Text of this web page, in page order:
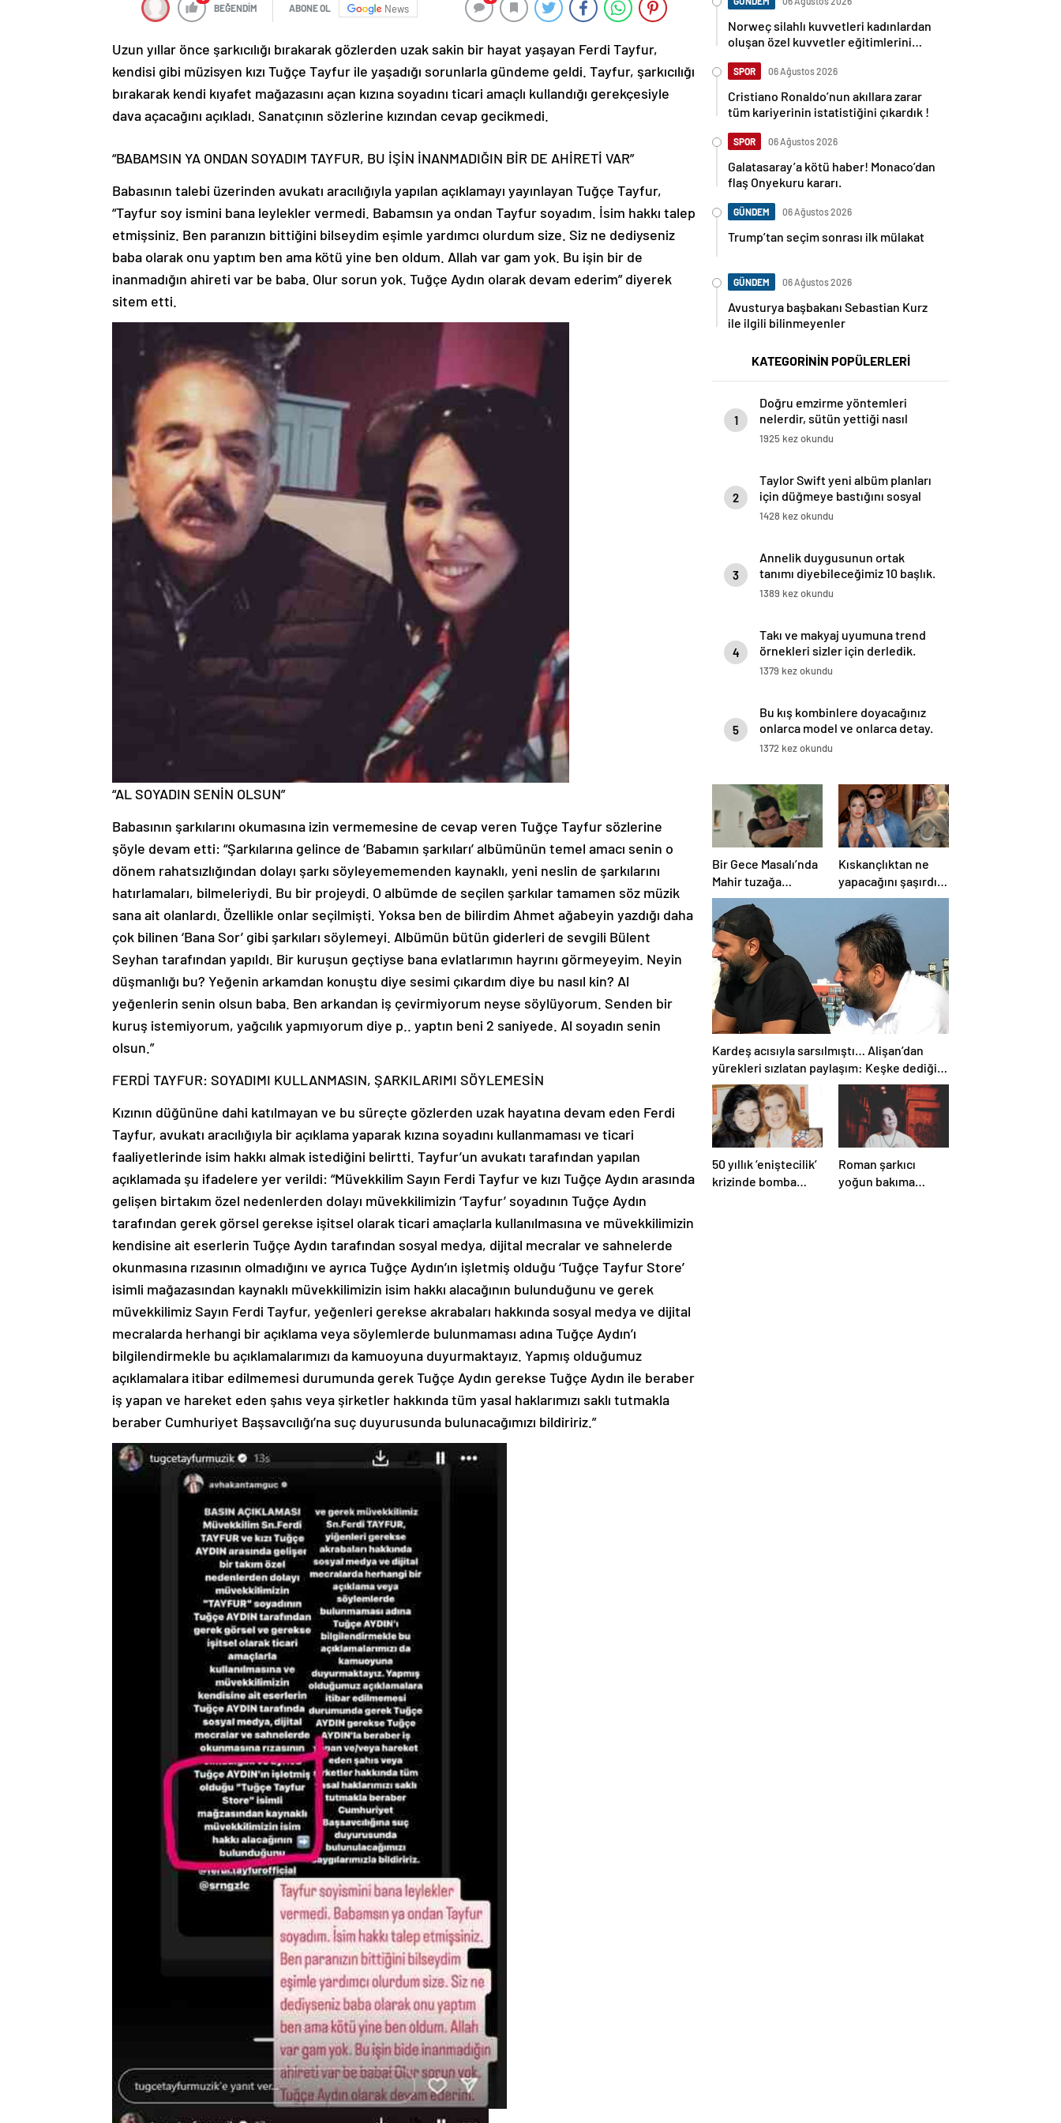
BEĞENDİM ABONE OL News
Uzun yıllar önce şarkıcılığı bırakarak gözlerden uzak sakin bir hayat yaşayan Ferdi Tayfur,
kendisi gibi müzisyen kızı Tuğçe Tayfur ile yaşadığı sorunlarla gündeme geldi. Tayfur, şarkıcılığı
bırakarak kendi kıyafet mağazasını açan kızına soyadını ticari amaçlı kullandığı gerekçesiyle
dava açacağını açıkladı. Sanatçının sözlerine kızından cevap gecikmedi.
“BABAMSIN YA ONDAN SOYADIM TAYFUR, BU İŞİN İNANMADIĞIN BİR DE AHİRETİ VAR”
Babasının talebi üzerinden avukatı aracılığıyla yapılan açıklamayı yayınlayan Tuğçe Tayfur,
“Tayfur soy ismini bana leylekler vermedi. Babamsın ya ondan Tayfur soyadım. İsim hakkı talep
etmişsiniz. Ben paranızın bittiğini bilseydim eşimle yardımcı olurdum size. Siz ne dediyseniz
baba olarak onu yaptım ben ama kötü yine ben oldum. Allah var gam yok. Bu işin bir de
inanmadığın ahireti var be baba. Olur sorun yok. Tuğçe Aydın olarak devam ederim” diyerek
sitem etti.
“AL SOYADIN SENİN OLSUN”
Babasının şarkılarını okumasına izin vermemesine de cevap veren Tuğçe Tayfur sözlerine
şöyle devam etti: “Şarkılarına gelince de ‘Babamın şarkıları’ albümünün temel amacı senin o
dönem rahatsızlığından dolayı şarkı söyleyememenden kaynaklı, yeni neslin de şarkılarını
hatırlamaları, bilmeleriydi. Bu bir projeydi. O albümde de seçilen şarkılar tamamen söz müzik
sana ait olanlardı. Özellikle onlar seçilmişti. Yoksa ben de bilirdim Ahmet ağabeyin yazdığı daha
çok bilinen ‘Bana Sor’ gibi şarkıları söylemeyi. Albümün bütün giderleri de sevgili Bülent
Seyhan tarafından yapıldı. Bir kuruşun geçtiyse bana evlatlarımın hayrını görmeyeyim. Neyin
düşmanlığı bu? Yeğenin arkamdan konuştu diye sesimi çıkardım diye bu nasıl kin? Al
yeğenlerin senin olsun baba. Ben arkandan iş çevirmiyorum neyse söylüyorum. Senden bir
kuruş istemiyorum, yağcılık yapmıyorum diye p.. yaptın beni 2 saniyede. Al soyadın senin
olsun.”
FERDİ TAYFUR: SOYADIMI KULLANMASIN, ŞARKILARIMI SÖYLEMESİN
Kızının düğününe dahi katılmayan ve bu süreçte gözlerden uzak hayatına devam eden Ferdi
Tayfur, avukatı aracılığıyla bir açıklama yaparak kızına soyadını kullanmaması ve ticari
faaliyetlerinde isim hakkı almak istediğini belirtti. Tayfur’un avukatı tarafından yapılan
açıklamada şu ifadelere yer verildi: “Müvekkilim Sayın Ferdi Tayfur ve kızı Tuğçe Aydın arasında
gelişen birtakım özel nedenlerden dolayı müvekkilimizin ‘Tayfur’ soyadının Tuğçe Aydın
tarafından gerek görsel gerekse işitsel olarak ticari amaçlarla kullanılmasına ve müvekkilimizin
kendisine ait eserlerin Tuğçe Aydın tarafından sosyal medya, dijital mecralar ve sahnelerde
okunmasına rızasının olmadığını ve ayrıca Tuğçe Aydın’ın işletmiş olduğu ‘Tuğçe Tayfur Store’
isimli mağazasından kaynaklı müvekkilimizin isim hakkı alacağının bulunduğunu ve gerek
müvekkilimiz Sayın Ferdi Tayfur, yeğenleri gerekse akrabaları hakkında sosyal medya ve dijital
mecralarda herhangi bir açıklama veya söylemlerde bulunmaması adına Tuğçe Aydın’ı
bilgilendirmekle bu açıklamalarımızı da kamuoyuna duyurmaktayız. Yapmış olduğumuz
açıklamalara itibar edilmemesi durumunda gerek Tuğçe Aydın gerekse Tuğçe Aydın ile beraber
iş yapan ve hareket eden şahıs veya şirketler hakkında tüm yasal haklarımızı saklı tutmakla
beraber Cumhuriyet Başsavcılığı’na suç duyurusunda bulunacağımızı bildiririz.”
Norweç silahlı kuvvetleri kadınlardan
oluşan özel kuvvetler eğitimlerini
SPOR 06 Ağustos 2026
Cristiano Ronaldo’nun akıllara zarar
tüm kariyerinin istatistiğini çıkardık !
SPOR 06 Ağustos 2026
Galatasaray’a kötü haber! Monaco’dan
flaş Onyekuru kararı.
GÜNDEM 06 Ağustos 2026
Trump’tan seçim sonrası ilk mülakat
GÜNDEM 06 Ağustos 2026
Avusturya başbakanı Sebastian Kurz
ile ilgili bilinmeyenler
KATEGORİNİN POPÜLERLERİ
1
Doğru emzirme yöntemleri
nelerdir, sütün yettiği nasıl
anlaşılır?
1925 kez okundu
2
Taylor Swift yeni albüm planları
için düğmeye bastığını sosyal
medyadan duyurdu!
1428 kez okundu
3
Annelik duygusunun ortak
tanımı diyebileceğimiz 10 başlık.
1389 kez okundu
4
Takı ve makyaj uyumuna trend
örnekleri sizler için derledik.
1379 kez okundu
5
Bu kış kombinlere doyacağınız
onlarca model ve onlarca detay.
1372 kez okundu
Bir Gece Masalı’nda
Mahir tuzağa
düşüyor!
Kıskançlıktan ne
yapacağını şaşırdı!
Wanda Nara ve
China Suarez
arasında not krizi
patlak verdi!
Kardeş acısıyla sarsılmıştı… Alişan’dan
yürekleri sızlatan paylaşım: Keşke dediğim
çok şey var
50 yıllık ‘eniştecilik’
krizinde bomba
Roman şarkıcı
yoğun bakıma